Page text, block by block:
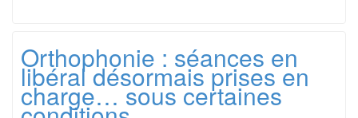
Orthophonie : séances en
libéral désormais prises en
charge… sous certaines